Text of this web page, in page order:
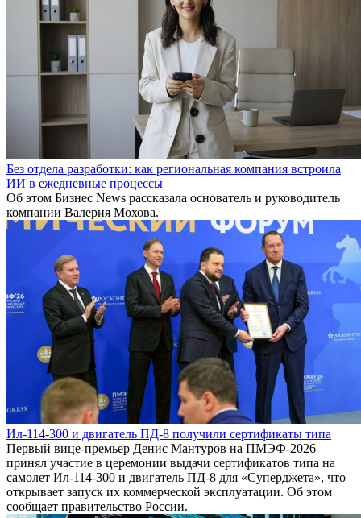
Без отдела разработки: как региональная компания встроила
ИИ в ежедневные процессы
Об этом Бизнес News рассказала основатель и руководитель
компании Валерия Мохова.
Ил-114-300 и двигатель ПД-8 получили сертификаты типа
Первый вице-премьер Денис Мантуров на ПМЭФ-2026
принял участие в церемонии выдачи сертификатов типа на
самолет Ил-114-300 и двигатель ПД-8 для «Суперджета», что
открывает запуск их коммерческой эксплуатации. Об этом
сообщает правительство России.